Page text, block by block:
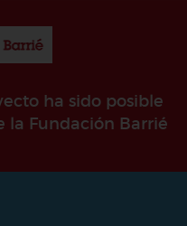
ha sido posible
la Fundación Barrié